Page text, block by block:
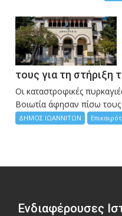
τους για τη
Οι καταστροφικές
Bοιωτία άφησαν πίσω
ΔΗΜΟΣ ΙΩΑΝΝΙΤΩΝ
Ενδιαφέρουσες